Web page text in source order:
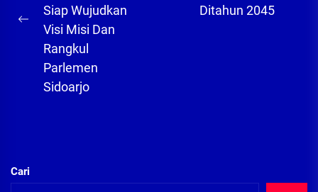
Previous
post:
Siap Wujudkan
Visi Misi Dan
Rangkul
Parlemen
Sidoarjo
Ditahun 2045
Cari